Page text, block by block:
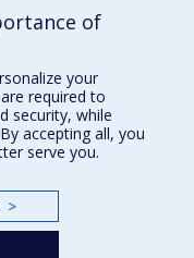
of
your
required to
security, while
accepting all, you
serve you.
>